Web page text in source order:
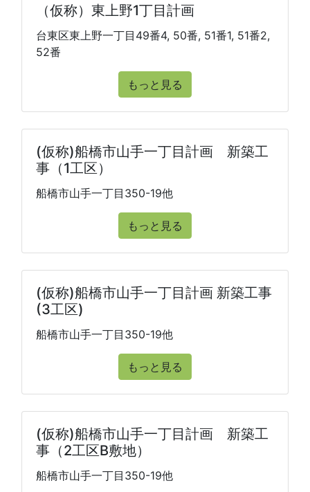
（仮称）東上野1丁目計画
台東区東上野一丁目49番4, 50番, 51番1, 51番2,
52番
もっと見る
(仮称)船橋市山手一丁目計画 新築工
事（1工区）
船橋市山手一丁目350-19他
もっと見る
(仮称)船橋市山手一丁目計画 新築工事
(3工区)
船橋市山手一丁目350-19他
もっと見る
(仮称)船橋市山手一丁目計画 新築工
事（2工区B敷地）
船橋市山手一丁目350-19他